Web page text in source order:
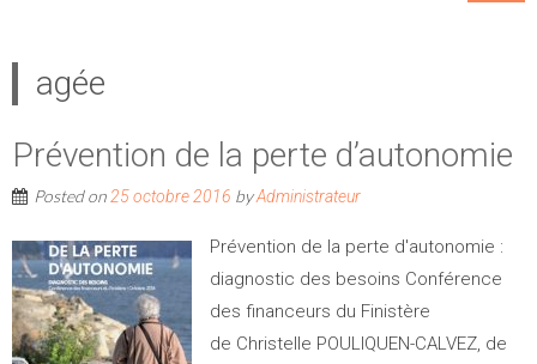
agée
Prévention de la perte d’autonomie
Posted on25 octobre 2016 byAdministrateur
Prévention de la perte d'autonomie :
diagnostic des besoins Conférence
des financeurs du Finistère
de Christelle POULIQUEN-CALVEZ, de